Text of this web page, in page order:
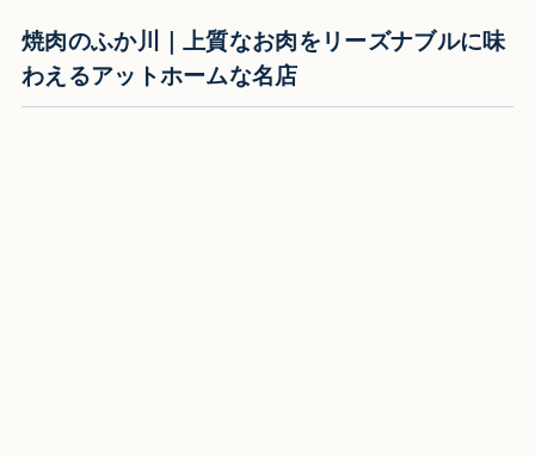
焼肉のふか川｜上質なお肉をリーズナブルに味
わえるアットホームな名店